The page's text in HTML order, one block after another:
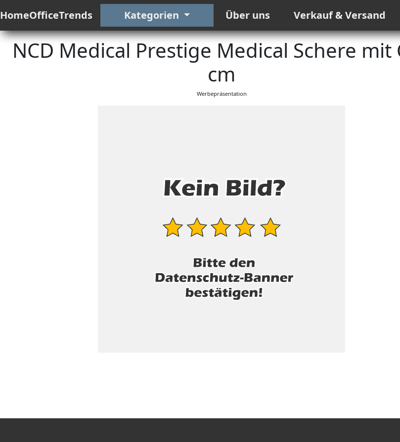
HomeOfficeTrends Kategorien Über uns Verkauf & Versand
NCD Medical Prestige Medical Schere mit
cm
Werbepräsentation